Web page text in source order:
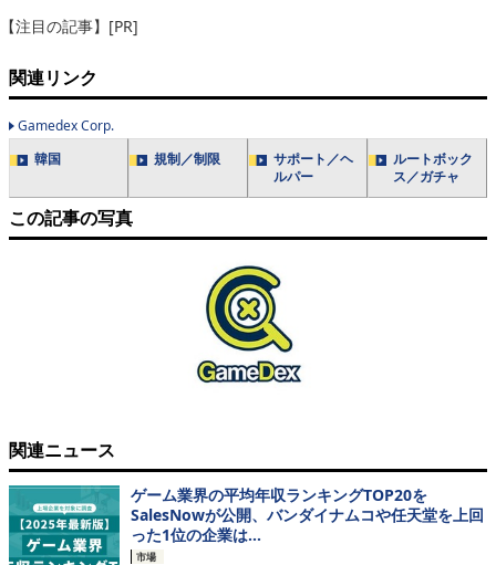
【注目の記事】[PR]
関連リンク
Gamedex Corp.
韓国
規制／制限
サポート／ヘ
ルパー
ルートボック
ス／ガチャ
この記事の写真
関連ニュース
ゲーム業界の平均年収ランキングTOP20を
SalesNowが公開、バンダイナムコや任天堂を上回
った1位の企業は…
市場